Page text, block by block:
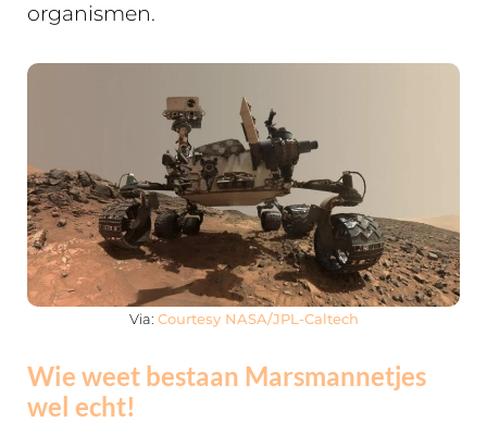
organismen.
Via: Courtesy NASA/JPL-Caltech
Wie weet bestaan Marsmannetjes
wel echt!